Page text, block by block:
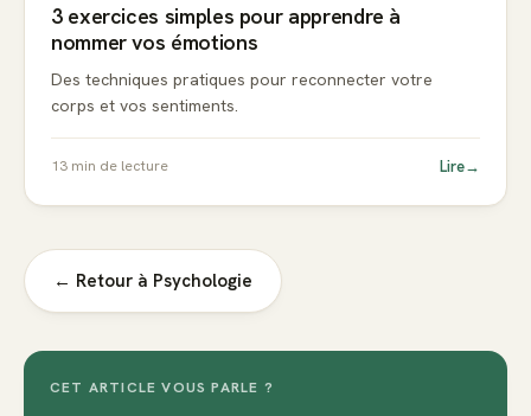
3 exercices simples pour apprendre à
nommer vos émotions
Des techniques pratiques pour reconnecter votre
corps et vos sentiments.
13 min de lecture Lire→
← Retour à Psychologie
CET ARTICLE VOUS PARLE ?